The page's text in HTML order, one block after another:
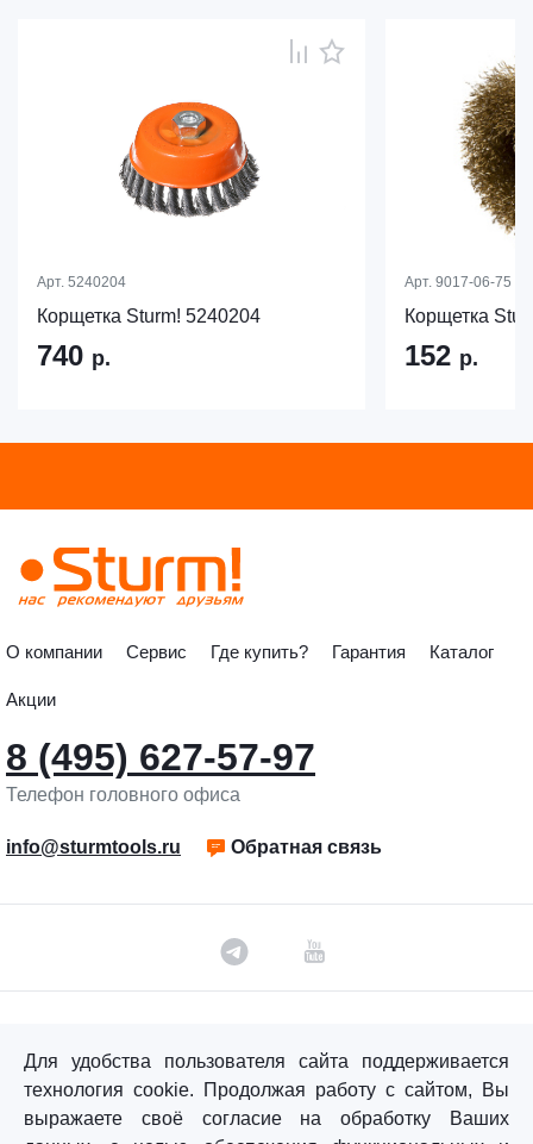
Арт. 5240204
Корщетка Sturm! 5240204
740 р.
Арт. 9017-06-75
Корщетка
152 р.
О компании Сервис Где купить? Гарантия Каталог
Акции
8 (495) 627-57-97
Телефон головного офиса
info@sturmtools.ru Обратная связь
Все права защищены.
Политика обработки персональных данных
Для удобства пользователя сайта поддерживается
технология cookie. Продолжая работу с сайтом, Вы
выражаете своё согласие на обработку Ваших